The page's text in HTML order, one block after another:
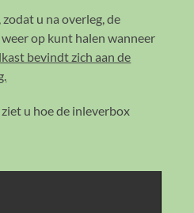
u na overleg, de
op kunt halen wanneer
bevindt zich aan de
u hoe de inleverbox